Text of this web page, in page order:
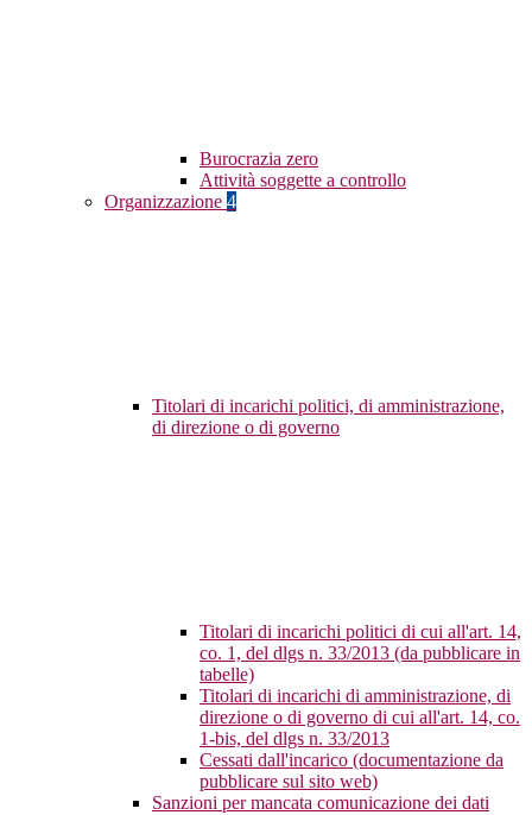
Burocrazia zero
Attività soggette a controllo
Organizzazione 4
Titolari di incarichi politici, di amministrazione,
di direzione o di governo
Titolari di incarichi politici di cui all'art. 14,
co. 1, del dlgs n. 33/2013 (da pubblicare in
tabelle)
Titolari di incarichi di amministrazione, di
direzione o di governo di cui all'art. 14, co.
1-bis, del dlgs n. 33/2013
Cessati dall'incarico (documentazione da
pubblicare sul sito web)
Sanzioni per mancata comunicazione dei dati